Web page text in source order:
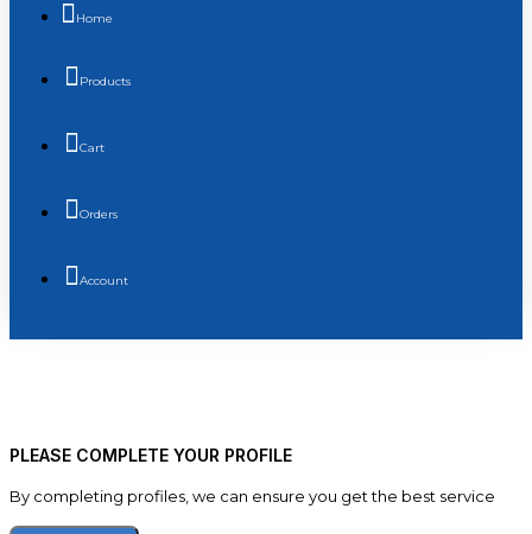
Home
Products
Cart
Orders
Account
PLEASE COMPLETE YOUR PROFILE
By completing profiles, we can ensure you get the best service